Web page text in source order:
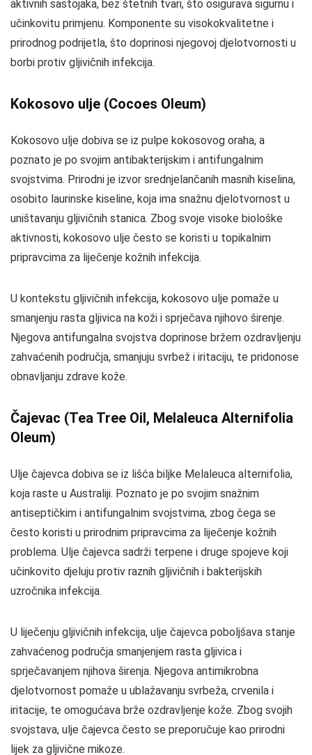
aktivnih sastojaka, bez štetnih tvari, što osigurava sigurnu i
učinkovitu primjenu. Komponente su visokokvalitetne i
prirodnog podrijetla, što doprinosi njegovoj djelotvornosti u
borbi protiv gljivičnih infekcija.
Kokosovo ulje (Cocoes Oleum)
Kokosovo ulje dobiva se iz pulpe kokosovog oraha, a
poznato je po svojim antibakterijskim i antifungalnim
svojstvima. Prirodni je izvor srednjelančanih masnih kiselina,
osobito laurinske kiseline, koja ima snažnu djelotvornost u
uništavanju gljivičnih stanica. Zbog svoje visoke biološke
aktivnosti, kokosovo ulje često se koristi u topikalnim
pripravcima za liječenje kožnih infekcija.
U kontekstu gljivičnih infekcija, kokosovo ulje pomaže u
smanjenju rasta gljivica na koži i sprječava njihovo širenje.
Njegova antifungalna svojstva doprinose bržem ozdravljenju
zahvaćenih područja, smanjuju svrbež i iritaciju, te pridonose
obnavljanju zdrave kože.
Čajevac (Tea Tree Oil, Melaleuca Alternifolia
Oleum)
Ulje čajevca dobiva se iz lišća biljke Melaleuca alternifolia,
koja raste u Australiji. Poznato je po svojim snažnim
antiseptičkim i antifungalnim svojstvima, zbog čega se
često koristi u prirodnim pripravcima za liječenje kožnih
problema. Ulje čajevca sadrži terpene i druge spojeve koji
učinkovito djeluju protiv raznih gljivičnih i bakterijskih
uzročnika infekcija.
U liječenju gljivičnih infekcija, ulje čajevca poboljšava stanje
zahvaćenog područja smanjenjem rasta gljivica i
sprječavanjem njihova širenja. Njegova antimikrobna
djelotvornost pomaže u ublažavanju svrbeža, crvenila i
iritacije, te omogućava brže ozdravljenje kože. Zbog svojih
svojstava, ulje čajevca često se preporučuje kao prirodni
lijek za gljivične mikoze.